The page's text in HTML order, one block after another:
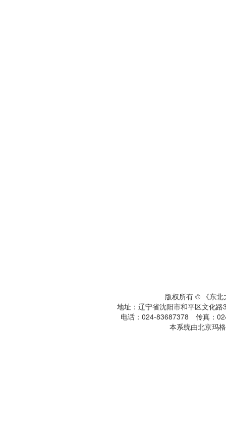
版权所有 © 《东北
地址：辽宁省沈阳市和平区文化
电话：024-83687378 传真：
本系统由北京玛